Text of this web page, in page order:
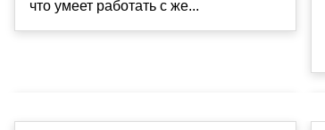
что умеет работать с же...